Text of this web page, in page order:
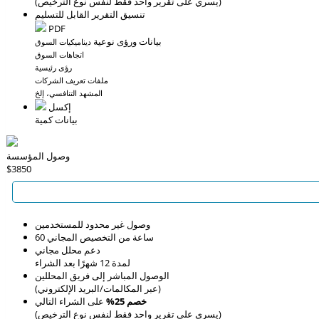
تنسيق التقرير القابل للتسليم
PDF
بيانات ورؤى نوعية ديناميكيات السوق
اتجاهات السوق
رؤى رئيسية
ملفات تعريف الشركات
المشهد التنافسي، إلخ
إكسل
بيانات كمية
وصول المؤسسة
$3850
وصول غير محدود للمستخدمين
60 ساعة من التخصيص المجاني
دعم محلل مجاني
لمدة 12 شهرًا بعد الشراء
الوصول المباشر إلى فريق المحللين
(عبر المكالمات/البريد الإلكتروني)
خصم 25%
على الشراء التالي
(يسري على تقرير واحد فقط لنفس نوع الترخيص)